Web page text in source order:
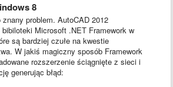
8
problem. AutoCAD 2012
Microsoft .NET Framework w
są bardziej czułe na kwestie
W jakiś magiczny sposób Framework
rozszerzenie ściągnięte z sieci i
generując błąd: